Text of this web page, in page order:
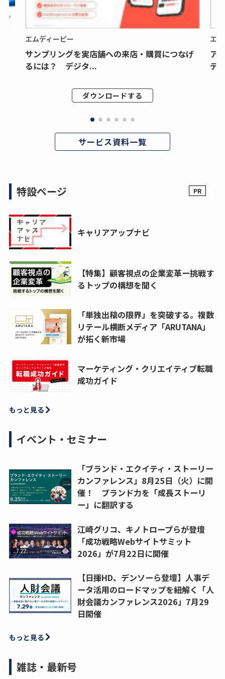
エムディーピー
サンプリングを実店舗への来店・購買につなげ
るには？ デジタ...
ダウンロードする
エ
ア
デ
サービス資料一覧
特設ページ
キャリアアップナビ
【特集】顧客視点の企業変革ー挑戦す
るトップの構想を聞く
「単独出稿の限界」を突破する。複数
リテール横断メディア「ARUTANA」
が拓く新市場
マーケティング・クリエイティブ転職
成功ガイド
もっと見る
イベント・セミナー
「ブランド・エクイティ・ストーリー
カンファレンス」8月25日（火）に開
催！ ブランド力を「成長ストーリ
ー」に翻訳する
江崎グリコ、キノトロープらが登壇
「成功戦略Webサイトサミット
2026」が7月22日に開催
【日揮HD、デンソーら登壇】人事デ
ータ活用のロードマップを紐解く「人
財会議カンファレンス2026」7月29
日開催
もっと見る
雑誌・最新号